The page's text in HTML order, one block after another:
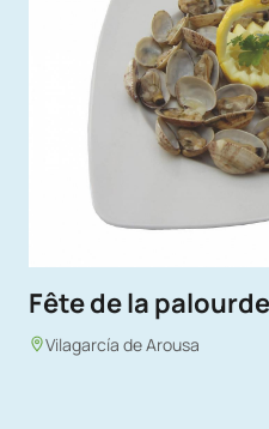
Fête de la
Vilagarcía de Arousa